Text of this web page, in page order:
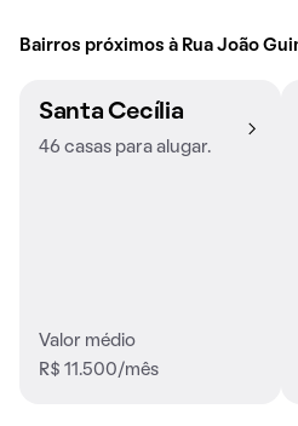
Bairros próximos à Rua João
Santa Cecília
46 casas para alugar.
Valor médio
R$ 11.500/mês